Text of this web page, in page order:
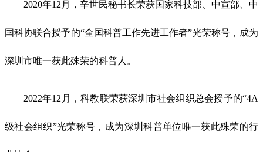
2020年12月，辛世民秘书长荣获国家科技部、中宣部、中
国科协联合授予的“全国科普工作先进工作者”光荣称号，成为
深圳市唯一获此殊荣的科普人。
2022年12月，科教联荣获深圳市社会组织总会授予的“4A
级社会组织”光荣称号 ， 成为深圳科普单位唯一获此殊荣的行